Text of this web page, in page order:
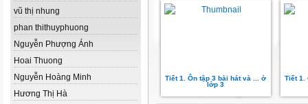
vũ thị nhung
phan thithuyphuong
Nguyễn Phượng Ánh
Hoai Thuong
Nguyễn Hoàng Minh
Hương Thị Hà
Tiết 1. Ôn tập 3 bài hát và ... ở
lớp 3
Tiết 1.